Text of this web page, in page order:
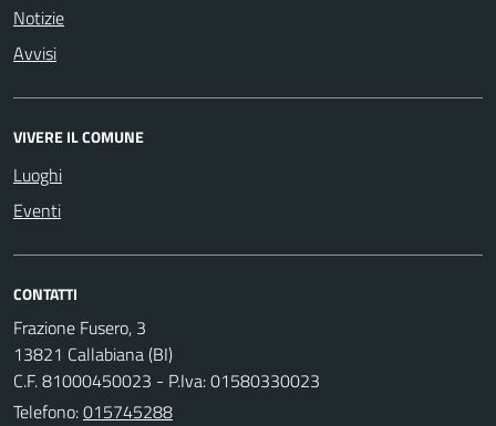
Notizie
Avvisi
VIVERE IL COMUNE
Luoghi
Eventi
CONTATTI
Frazione Fusero, 3
13821 Callabiana (BI)
C.F. 81000450023 - P.Iva: 01580330023
Telefono:015745288